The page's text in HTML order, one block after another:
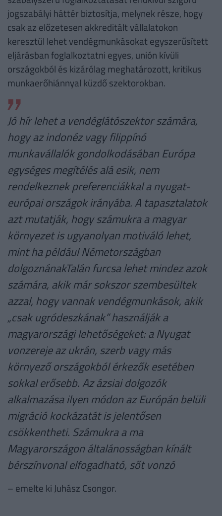
jogszabályi háttér biztosítja, melynek része, hogy
csak az előzetesen akkreditált vállalatokon
keresztül lehet vendégmunkásokat egyszerűsített
eljárásban foglalkoztatni egyes, unión kívüli
országokból és kizárólag meghatározott, kritikus
munkaerőhiánnyal küzdő szektorokban.
Jó hír lehet a vendéglátószektor számára,
hogy az indonéz vagy filippínó
munkavállalók gondolkodásában Európa
egységes megítélés alá esik, nem
rendelkeznek preferenciákkal a nyugat-
európai országok irányába. A tapasztalatok
azt mutatják, hogy számukra a magyar
környezet is ugyanolyan motiváló lehet,
mint ha például Németországban
dolgoznánakTalán furcsa lehet mindez azok
számára, akik már sokszor szembesültek
azzal, hogy vannak vendégmunkások, akik
„csak ugródeszkának” használják a
magyarországi lehetőségeket: a Nyugat
vonzereje az ukrán, szerb vagy más
környező országokból érkezők esetében
sokkal erősebb. Az ázsiai dolgozók
alkalmazása ilyen módon az Európán belüli
migráció kockázatát is jelentősen
csökkentheti. Számukra a ma
Magyarországon általánosságban kínált
bérszínvonal elfogadható, sőt vonzó
– emelte ki Juhász Csongor.